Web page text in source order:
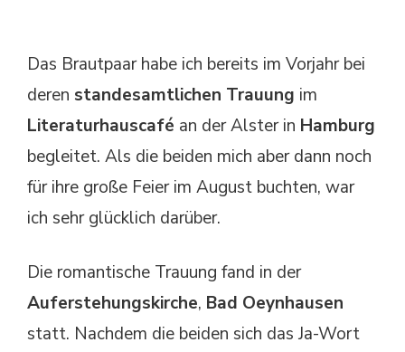
Das Brautpaar habe ich bereits im Vorjahr bei
deren standesamtlichen Trauung im
Literaturhauscafé an der Alster in Hamburg
begleitet. Als die beiden mich aber dann noch
für ihre große Feier im August buchten, war
ich sehr glücklich darüber.
Die romantische Trauung fand in der
Auferstehungskirche, Bad Oeynhausen
statt. Nachdem die beiden sich das Ja-Wort